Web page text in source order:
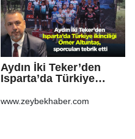
Aydın İki Teker’den
Isparta’da Türkiye
Altuntaş, sporcuları
www.zeybekhaber.com